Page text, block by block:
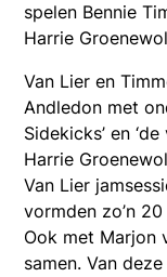
spelen Bennie
Harrie
Van Lier en
Andledon met
Sidekicks’ en
Harrie
Van Lier
vormden zo’n 20
Ook met Marjon
samen. Van